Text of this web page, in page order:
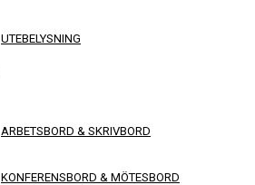
UTEBELYSNING
ARBETSBORD & SKRIVBORD
KONFERENSBORD & MÖTESBORD